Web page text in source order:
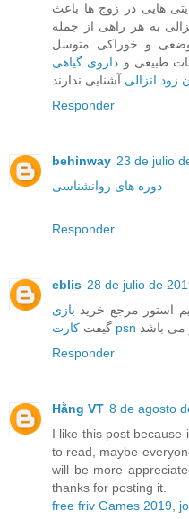
هایی در زوج ها باعث
به هر راهی از جمله
و خوراکی متوسل
طبیعی و داروی گیاهی
زود انزالی
Responder
behinway 23 de julio
دوره های روانشناسی
Responder
eblis 28 de julio de
استور مرجع خرید
گیفت کارت psn
Responder
Hằng VT 8 de agosto
I like this post because
to read, maybe
will be more
thanks for posting it.
free friv Games 2019